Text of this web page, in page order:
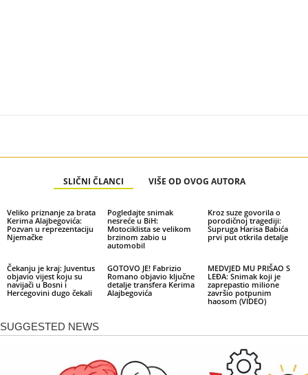
SLIČNI ČLANCI VIŠE OD OVOG AUTORA
Veliko priznanje za brata
Kerima Alajbegovića:
Pozvan u reprezentaciju
Njemačke
Pogledajte snimak
nesreće u BiH:
Motociklista se velikom
brzinom zabio u
automobil
Kroz suze govorila o
porodičnoj tragediji:
Supruga Harisa Babića
prvi put otkrila detalje
Čekanju je kraj: Juventus
objavio vijest koju su
navijači u Bosni i
Hercegovini dugo čekali
GOTOVO JE! Fabrizio
Romano objavio ključne
detalje transfera Kerima
Alajbegovića
MEDVJED MU PRIŠAO S
LEĐA: Snimak koji je
zaprepastio milione
završio potpunim
haosom (VIDEO)